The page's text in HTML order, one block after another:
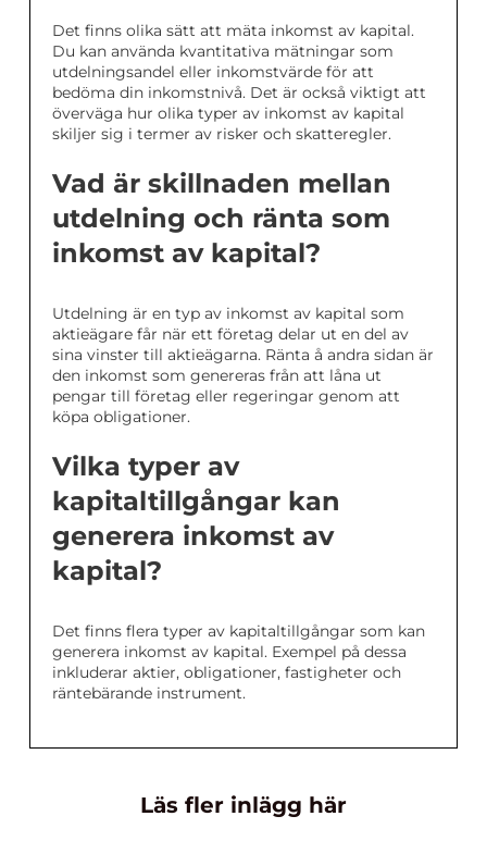
Det finns olika sätt att mäta inkomst av kapital.
Du kan använda kvantitativa mätningar som
utdelningsandel eller inkomstvärde för att
bedöma din inkomstnivå. Det är också viktigt att
överväga hur olika typer av inkomst av kapital
skiljer sig i termer av risker och skatteregler.
Vad är skillnaden mellan
utdelning och ränta som
inkomst av kapital?
Utdelning är en typ av inkomst av kapital som
aktieägare får när ett företag delar ut en del av
sina vinster till aktieägarna. Ränta å andra sidan är
den inkomst som genereras från att låna ut
pengar till företag eller regeringar genom att
köpa obligationer.
Vilka typer av
kapitaltillgångar kan
generera inkomst av
kapital?
Det finns flera typer av kapitaltillgångar som kan
generera inkomst av kapital. Exempel på dessa
inkluderar aktier, obligationer, fastigheter och
räntebärande instrument.
Läs fler inlägg här